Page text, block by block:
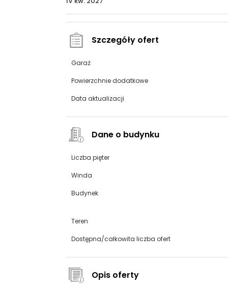
Szczegóły ofert
Garaż
Powierzchnie dodatkowe
Data aktualizacji
Dane o budynku
Liczba pięter
Winda
Budynek
Teren
Dostępna/całkowita liczba ofert
Opis oferty